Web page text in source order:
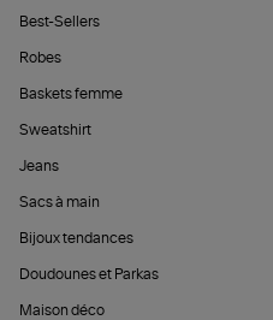
Best-Sellers
Robes
Baskets femme
Sweatshirt
Jeans
Sacs à main
Bijoux tendances
Doudounes et Parkas
Maison déco